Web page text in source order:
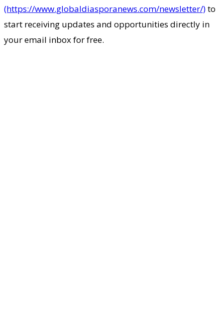
(https://www.globaldiasporanews.com/newsletter/)to
start receiving updates and opportunities directly in
your email inbox for free.